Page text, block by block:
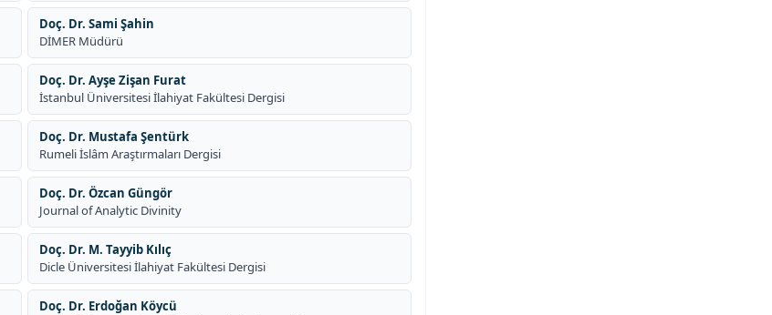
Doç. Dr. Sami Şahin
DİMER Müdürü
Doç. Dr. Ayşe Zişan Furat
İstanbul Üniversitesi İlahiyat Fakültesi Dergisi
Doç. Dr. Mustafa Şentürk
Rumeli İslâm Araştırmaları Dergisi
Doç. Dr. Özcan Güngör
Journal of Analytic Divinity
Doç. Dr. M. Tayyib Kılıç
Dicle Üniversitesi İlahiyat Fakültesi Dergisi
Doç. Dr. Erdoğan Köycü